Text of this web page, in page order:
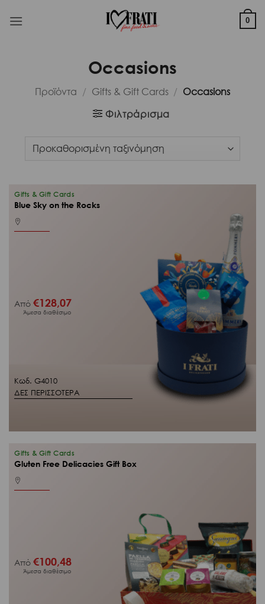
στο
0
Occasions
Προϊόντα / Gifts & Gift Cards / Occasions
Φιλτράρισμα
Κωδ. G4010
ΔΕΣ ΠΕΡΙΣΣΟΤΕΡΑ
Gifts & Gift Cards
Blue Sky on the Rocks
Από€128,07
Άμεσα διαθέσιμο
Gifts & Gift Cards
Gluten Free Delicacies Gift Box
Από€100,48
Άμεσα διαθέσιμο